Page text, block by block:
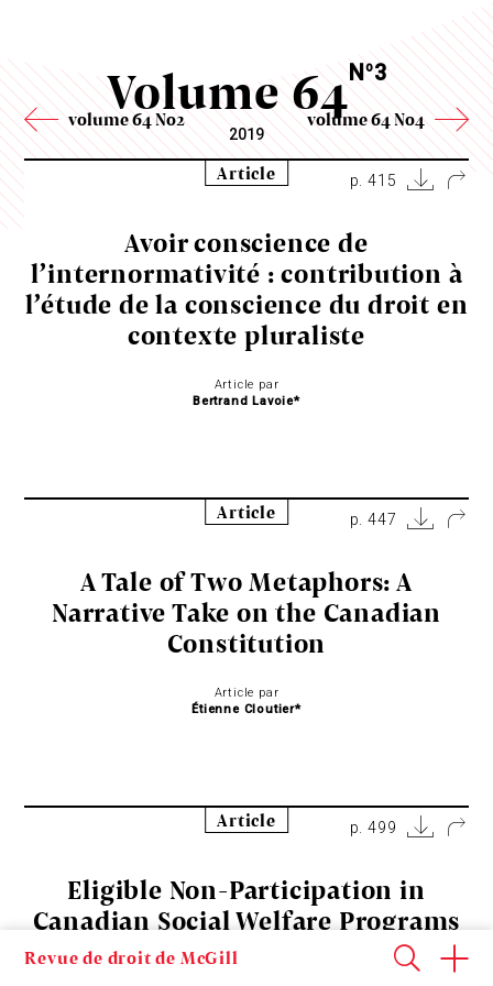
Revue de droit de McGill
volume 64 No2 volume 64 No4
Volume 64No3
2019
Article p. 415
Avoir conscience de
l’internormativité : contribution à
l’étude de la conscience du droit en
contexte pluraliste
Article par
Bertrand Lavoie*
Article p. 447
A Tale of Two Metaphors: A
Narrative Take on the Canadian
Constitution
Article par
Étienne Cloutier*
Article p. 499
Eligible Non-Participation in
Canadian Social Welfare Programs